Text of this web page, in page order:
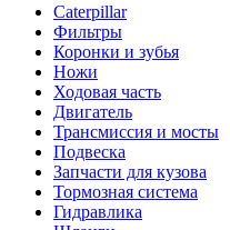
Caterpillar
Фильтры
Коронки и зубья
Ножи
Ходовая часть
Двигатель
Трансмиссия и мосты
Подвеска
Запчасти для кузова
Тормозная система
Гидравлика